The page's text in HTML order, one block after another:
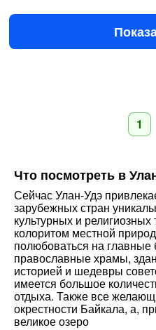
85 600 ₽за человека
1
Что посмотреть в
Сейчас Улан-Удэ
зарубежных стран
культурных и
колоритом местной
полюбоваться на главные
православные храмы,
историей и шедевры
имеется большое
отдыха. Также все
окрестности Байкала, а,
великое озеро